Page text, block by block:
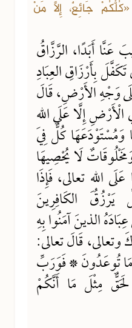
جَائِعٌ، إِلَّا مَنْ
أَبَدًا، الرَّزَّاقُ
تَكَفَّلَ بِأَرْزَاقِ العِبَادِ
وَجْهِ الأَرْضِ، قَالَ
إِلَّا عَلَى اللهِ
وَمُسْتَوْدَعَهَا كُلٌّ فِي
لَا يُحْصِيهَا
اللهِ تعالى، فَإِذَا
الكَافِرِينَ
الذينَ آمَنُوا بِهِ
قَالَ تعالى:
تُوعَدُونَ * فَوَرَبِّ
مِثْلَ مَا أَنَّكُمْ